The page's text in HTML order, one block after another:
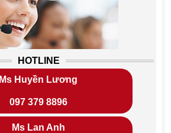
HOTLINE
Ms Huyền Lương
097 379 8896
Ms Lan Anh